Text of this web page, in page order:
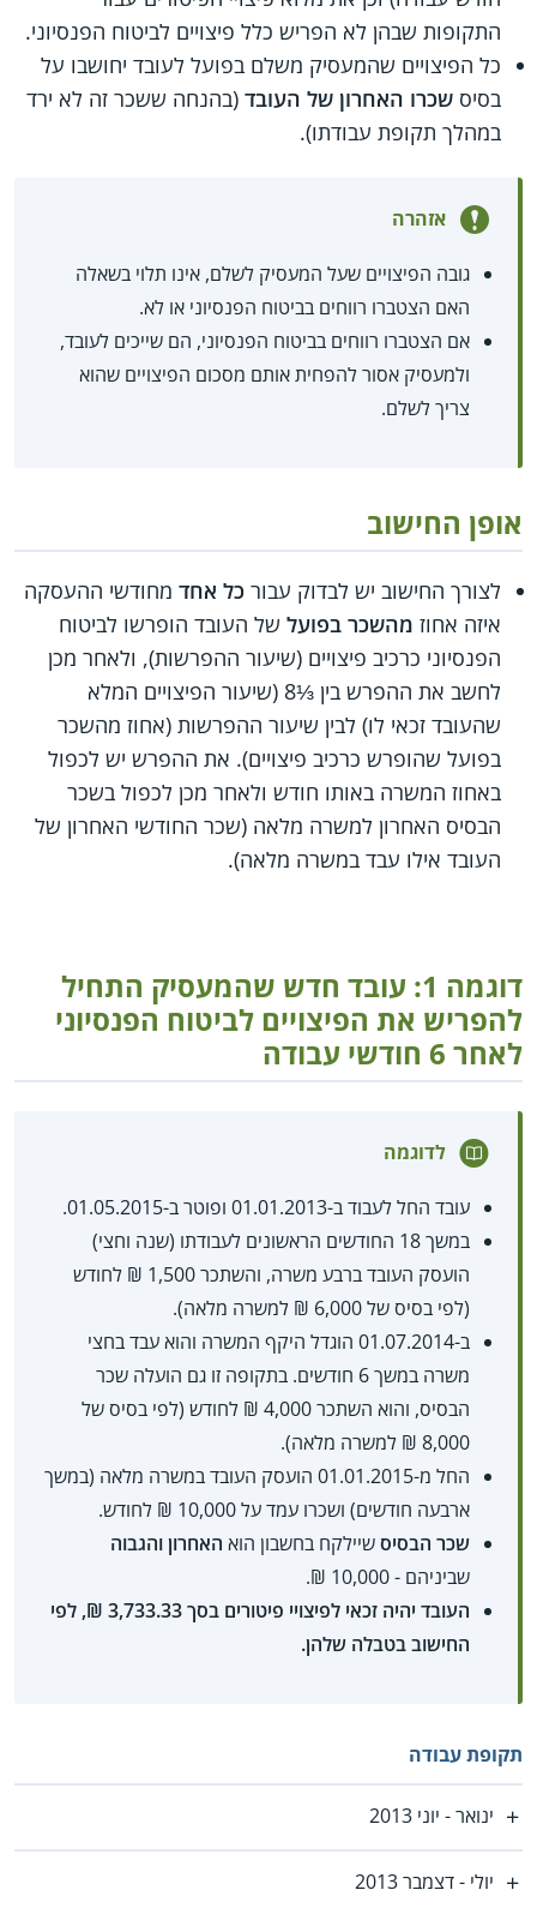
התקופות שבהן לא הפריש כלל פיצויים לביטוח הפנסיוני.
כל הפיצויים שהמעסיק משלם בפועל לעובד יחושבו על
בסיס שכרו האחרון של העובד (בהנחה ששכר זה לא ירד
במהלך תקופת עבודתו).
אזהרה
גובה הפיצויים שעל המעסיק לשלם, אינו תלוי בשאלה
האם הצטברו רווחים בביטוח הפנסיוני או לא.
אם הצטברו רווחים בביטוח הפנסיוני, הם שייכים לעובד,
ולמעסיק אסור להפחית אותם מסכום הפיצויים שהוא
צריך לשלם.
אופן החישוב
לצורך החישוב יש לבדוק עבור כל אחד מחודשי ההעסקה
איזה אחוז מהשכר בפועל של העובד הופרשו לביטוח
הפנסיוני כרכיב פיצויים (שיעור ההפרשות), ולאחר מכן
לחשב את ההפרש בין ⅓8 (שיעור הפיצויים המלא
שהעובד זכאי לו) לבין שיעור ההפרשות (אחוז מהשכר
בפועל שהופרש כרכיב פיצויים). את ההפרש יש לכפול
באחוז המשרה באותו חודש ולאחר מכן לכפול בשכר
הבסיס האחרון למשרה מלאה (שכר החודשי האחרון של
העובד אילו עבד במשרה מלאה).
דוגמה 1: עובד חדש שהמעסיק התחיל
להפריש את הפיצויים לביטוח הפנסיוני
לאחר 6 חודשי עבודה
לדוגמה
עובד החל לעבוד ב-01.01.2013 ופוטר ב-01.05.2015.
במשך 18 החודשים הראשונים לעבודתו (שנה וחצי)
הועסק העובד ברבע משרה, והשתכר 1,500 ₪ לחודש
(לפי בסיס של 6,000 ₪ למשרה מלאה).
ב-01.07.2014 הוגדל היקף המשרה והוא עבד בחצי
משרה במשך 6 חודשים. בתקופה זו גם הועלה שכר
הבסיס, והוא השתכר 4,000 ₪ לחודש (לפי בסיס של
8,000 ₪ למשרה מלאה).
החל מ-01.01.2015 הועסק העובד במשרה מלאה (במשך
ארבעה חודשים) ושכרו עמד על 10,000 ₪ לחודש.
שכר הבסיסשיילקח בחשבון הוא האחרון והגבוה
שביניהם - 10,000 ₪.
העובד יהיה זכאי לפיצויי פיטורים בסך 3,733.33 ₪, לפי
החישוב בטבלה שלהן.
תקופת עבודה
ינואר - יוני 2013
יולי - דצמבר 2013